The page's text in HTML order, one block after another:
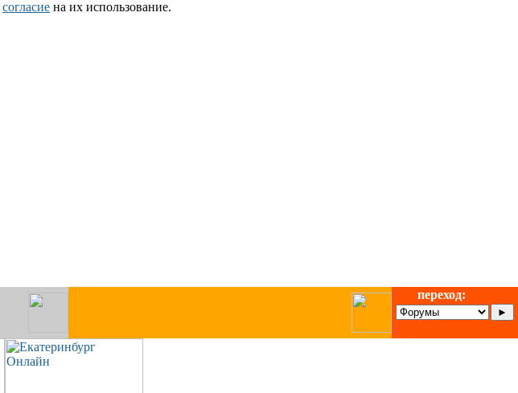
согласие на их использование.
переход: